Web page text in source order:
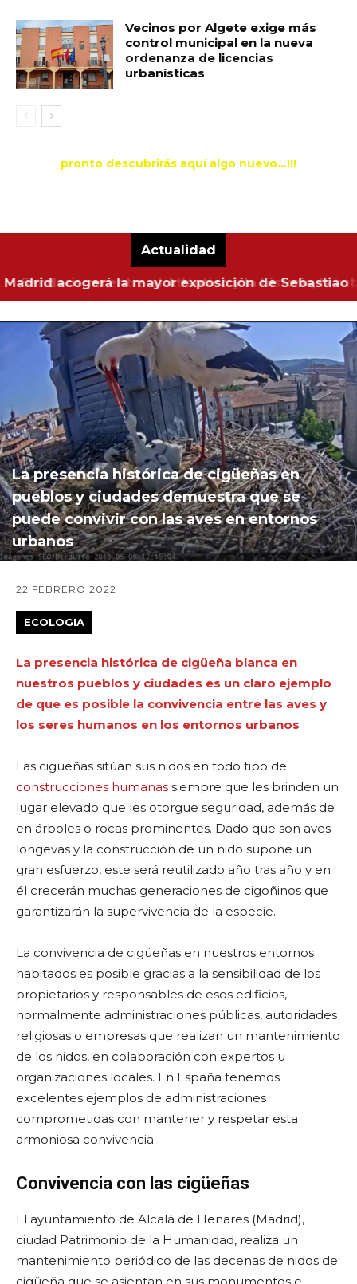
Vecinos por Algete exige más
control municipal en la nueva
ordenanza de licencias
urbanísticas
pronto descubrirás aquí algo nuevo...!!!